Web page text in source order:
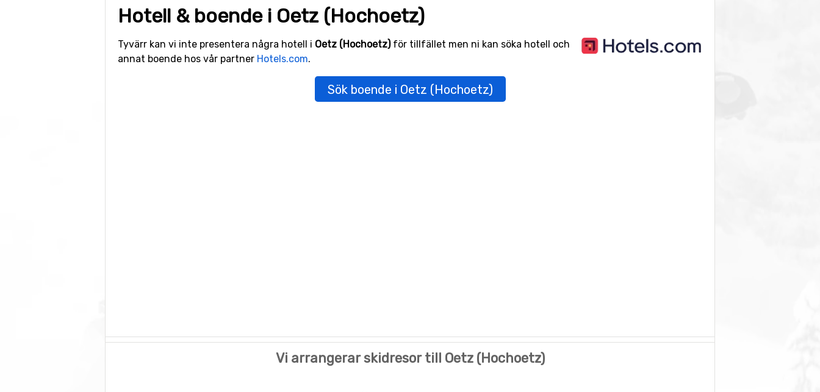
Hotell & boende i Oetz (Hochoetz)
Tyvärr kan vi inte presentera några hotell i Oetz (Hochoetz)för tillfället men ni kan söka hotell och
annat boende hos vår partner Hotels.com.
Sök boende i Oetz (Hochoetz)
Vi arrangerar skidresor till Oetz (Hochoetz)